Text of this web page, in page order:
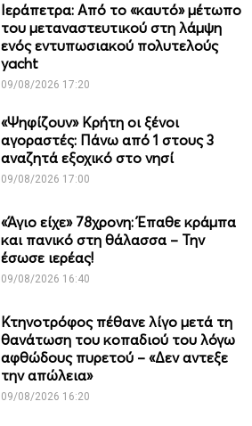
Ιεράπετρα: Από το «καυτό» μέτωπο
του μεταναστευτικού στη λάμψη
ενός εντυπωσιακού πολυτελούς
yacht
09/08/2026 17:20
«Ψηφίζουν» Κρήτη οι ξένοι
αγοραστές: Πάνω από 1 στους 3
αναζητά εξοχικό στο νησί
09/08/2026 17:00
«Άγιο είχε» 78χρονη: Έπαθε κράμπα
και πανικό στη θάλασσα – Την
έσωσε ιερέας!
09/08/2026 16:40
Κτηνοτρόφος πέθανε λίγο μετά τη
θανάτωση του κοπαδιού του λόγω
αφθώδους πυρετού – «Δεν αντεξε
την απώλεια»
09/08/2026 16:20